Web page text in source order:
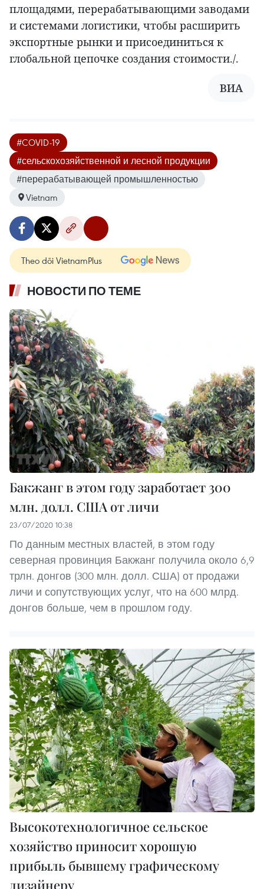
площадями, перерабатывающими заводами
и системами логистики, чтобы расширить
экспортные рынки и присоединиться к
глобальной цепочке создания стоимости./.
ВИА
#COVID-19
#сельскохозяйственной и лесной продукции
#перерабатывающей промышленностью
Vietnam
Theo dõi VietnamPlus
НОВОСТИ ПО ТЕМЕ
Бакжанг в этом году заработает 300
млн. долл. США от личи
23/07/2020 10:38
По данным местных властей, в этом году
северная провинция Бакжанг получила около 6,9
трлн. донгов (300 млн. долл. США) от продажи
личи и сопутствующих услуг, что на 600 млрд.
донгов больше, чем в прошлом году.
Высокотехнологичное сельское
хозяйство приносит хорошую
прибыль бывшему графическому
дизайнеру